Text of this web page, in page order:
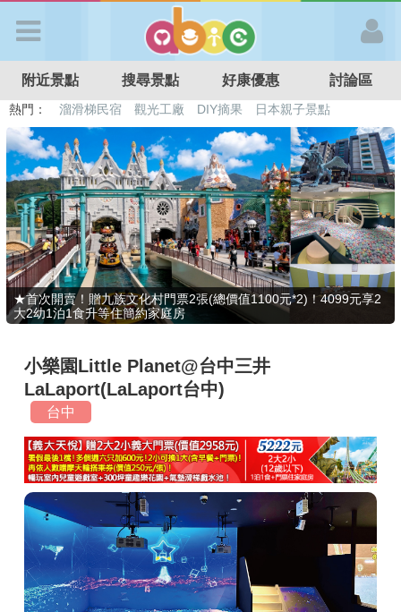
APP登入
首 頁
搜尋景點
好康優惠
最新消息
最新留言
商家合作
推薦景點
討論區
聯絡我們
附近景點 搜尋景點 好康優惠 討論區
熱門： 溜滑梯民宿 觀光工廠 DIY摘果
日本親子景點
特色遊戲場
親子住房優惠 台北親子餐廳 溫泉泡湯SPA
★首次開賣！贈九族文化村門票2張(總價值1100元*2)！4099元享2
大2幼1泊1食升等住簡約家庭房
小樂園Little Planet@台中三井
LaLaport(LaLaport台中)
台中